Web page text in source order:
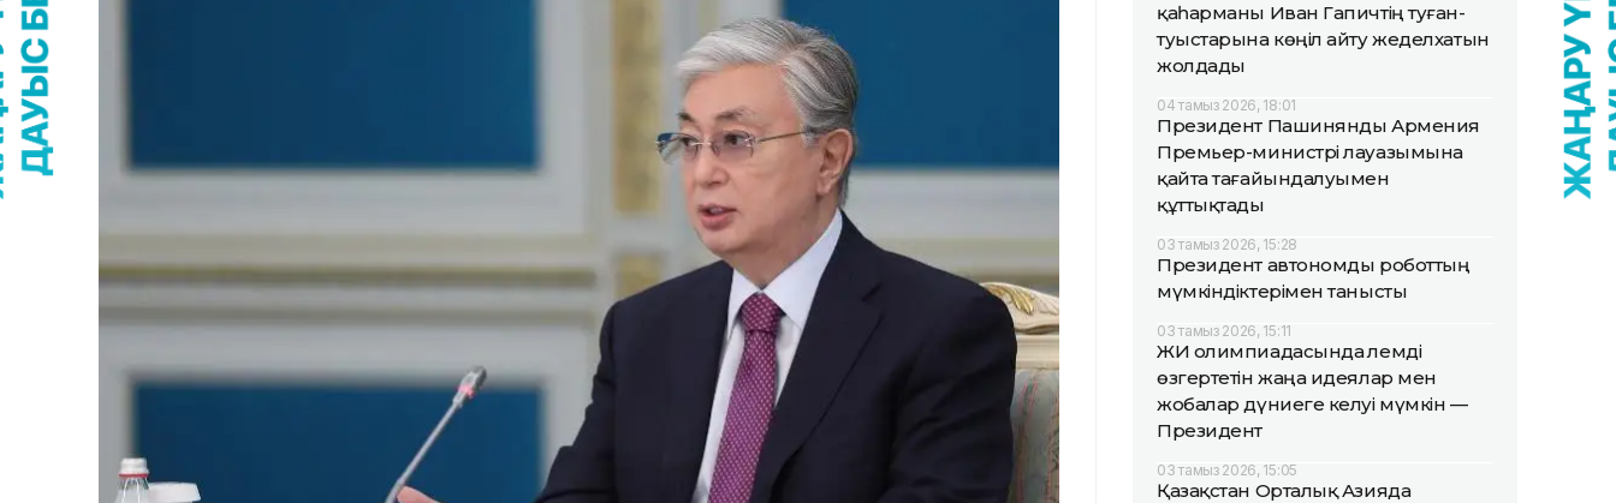
қаһарманы Иван Гапичтің туған-
туыстарына көңіл айту жеделхатын
жолдады
04 тамыз 2026, 18:01
Президент Пашинянды Армения
Премьер-министрі лауазымына
қайта тағайындалуымен
құттықтады
03 тамыз 2026, 15:28
Президент автономды роботтың
мүмкіндіктерімен танысты
03 тамыз 2026, 15:11
ЖИ олимпиадасында әлемді
өзгертетін жаңа идеялар мен
жобалар дүниеге келуі мүмкін —
Президент
03 тамыз 2026, 15:05
Қазақстан Орталық Азияда